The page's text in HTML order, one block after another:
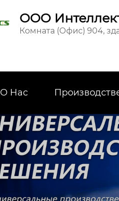
ООО
Комната (Офис) 904,
О Hас